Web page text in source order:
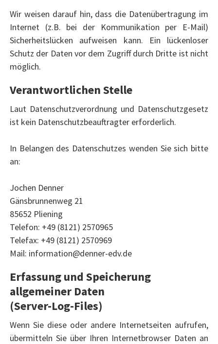
Wir weisen darauf hin, dass die Datenübertragung im
Internet (z.B. bei der Kommunikation per E-Mail)
Sicherheitslücken aufweisen kann. Ein lückenloser
Schutz der Daten vor dem Zugriff durch Dritte ist nicht
möglich.
Verantwortlichen Stelle
Laut Datenschutzverordnung und Datenschutzgesetz
ist kein Datenschutzbeauftragter erforderlich.
In Belangen des Datenschutzes wenden Sie sich bitte
an:
Jochen Denner
Gänsbrunnenweg 21
‍85652 Pliening
Telefon: +49 (8121) 2570965
Telefax: +49 (8121) 2570969
Mail: information@denner-edv.de
Erfassung und Speicherung
allgemeiner Daten
(Server-Log-Files)
Wenn Sie diese oder andere Internetseiten aufrufen,
übermitteln Sie über Ihren Internetbrowser Daten an